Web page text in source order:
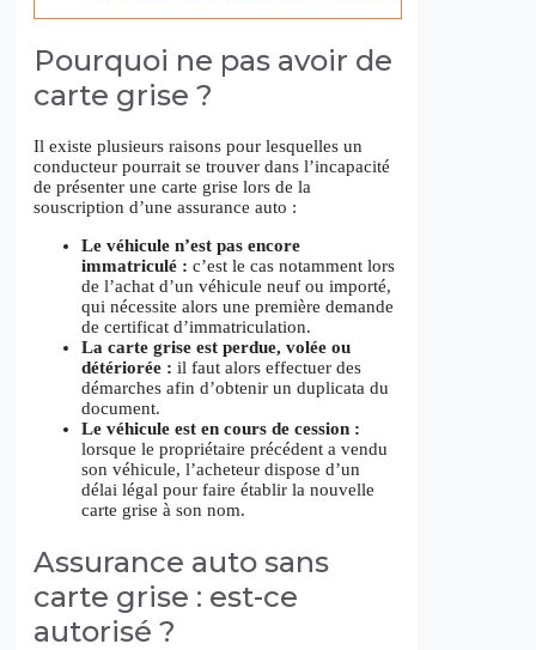
Pourquoi ne pas avoir de
carte grise ?
Il existe plusieurs raisons pour lesquelles un
conducteur pourrait se trouver dans l’incapacité
de présenter une carte grise lors de la
souscription d’une assurance auto :
Le véhicule n’est pas encore
immatriculé : c’est le cas notamment lors
de l’achat d’un véhicule neuf ou importé,
qui nécessite alors une première demande
de certificat d’immatriculation.
La carte grise est perdue, volée ou
détériorée : il faut alors effectuer des
démarches afin d’obtenir un duplicata du
document.
Le véhicule est en cours de cession :
lorsque le propriétaire précédent a vendu
son véhicule, l’acheteur dispose d’un
délai légal pour faire établir la nouvelle
carte grise à son nom.
Assurance auto sans
carte grise : est-ce
autorisé ?